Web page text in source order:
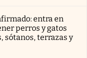
entra en
perros y gatos
sótanos, terrazas y